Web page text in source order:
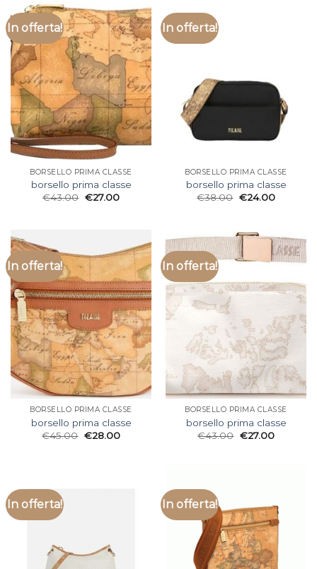
In offerta!
BORSELLO PRIMA CLASSE
borsello prima classe
€43.00 €27.00
In offerta!
BORSELLO PRIMA CLASSE
borsello prima classe
€38.00 €24.00
In offerta!
BORSELLO PRIMA CLASSE
borsello prima classe
€45.00 €28.00
In offerta!
BORSELLO PRIMA CLASSE
borsello prima classe
€43.00 €27.00
In offerta! In offerta!